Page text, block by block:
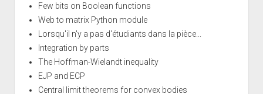
Few bits on Boolean functions
Web to matrix Python module
Lorsqu'il n'y a pas d'étudiants dans la pièce...
Integration by parts
The Hoffman-Wielandt inequality
EJP and ECP
Central limit theorems for convex bodies